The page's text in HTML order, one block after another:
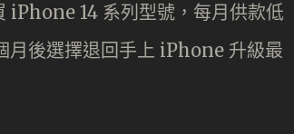
14 系列型號，每月供款低
月後選擇退回手上 iPhone 升級最